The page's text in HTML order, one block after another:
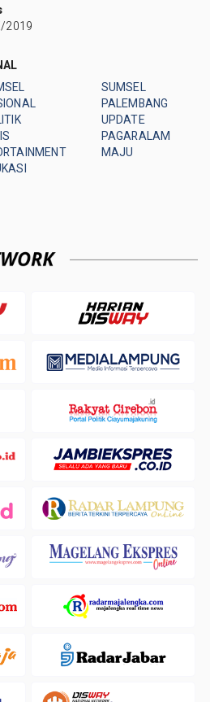
2019
SUMSEL
PALEMBANG
UPDATE
PAGARALAM
MAJU